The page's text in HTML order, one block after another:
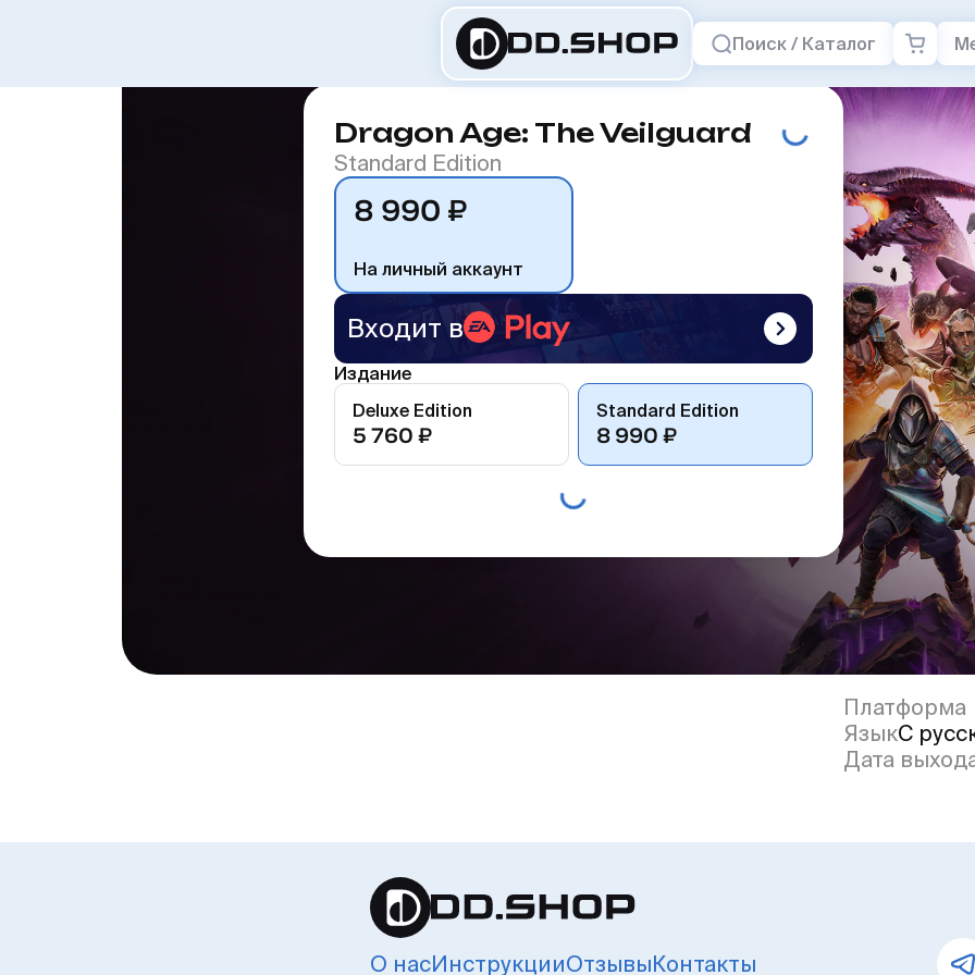
Поиск / Каталог
Dragon Age: The Veilguard
Standard Edition
8 990 ₽
На личный аккаунт
Входит в
Издание
Deluxe Edition
5 760 ₽
Standard Edition
8 990 ₽
Платформа
ЯзыкС
Дата
О насИнструкцииОтзывыКонтакты